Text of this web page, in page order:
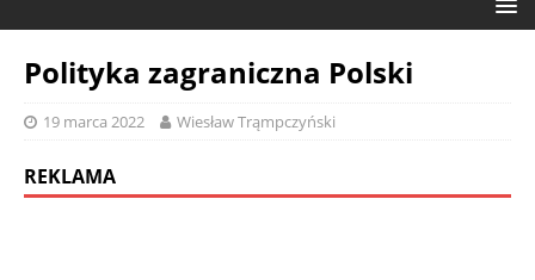
Polityka zagraniczna Polski
19 marca 2022 Wiesław Trąmpczyński
REKLAMA